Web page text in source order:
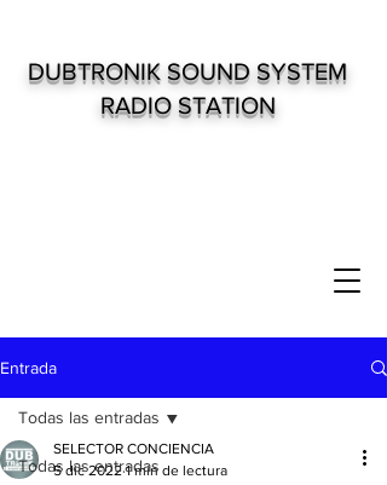
DUBTRONIK SOUND SYSTEM
RADIO STATION
Entrada
Todas las entradas
Todas las entradas
SELECTOR CONCIENCIA
5 dic 2022 1 min de lectura